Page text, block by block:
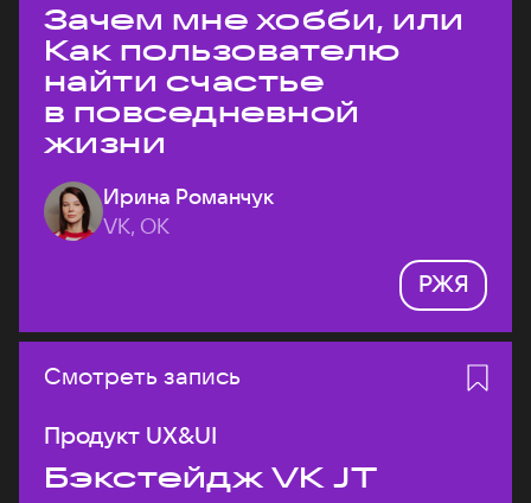
Зачем мне хобби, или
Как пользователю
найти счастье
в повседневной
жизни
Ирина Романчук
VK, ОК
РЖЯ
Смотреть запись
Продукт UX&UI
Бэкстейдж VK JT